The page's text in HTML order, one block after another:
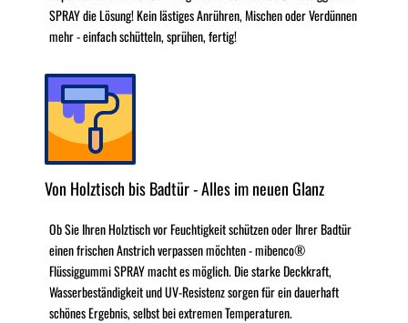
SPRAY die Lösung! Kein lästiges Anrühren, Mischen oder Verdünnen
mehr - einfach schütteln, sprühen, fertig!
Von Holztisch bis Badtür - Alles im neuen Glanz
Ob Sie Ihren Holztisch vor Feuchtigkeit schützen oder Ihrer Badtür
einen frischen Anstrich verpassen möchten - mibenco®
Flüssiggummi SPRAY macht es möglich. Die starke Deckkraft,
Wasserbeständigkeit und UV-Resistenz sorgen für ein dauerhaft
schönes Ergebnis, selbst bei extremen Temperaturen.